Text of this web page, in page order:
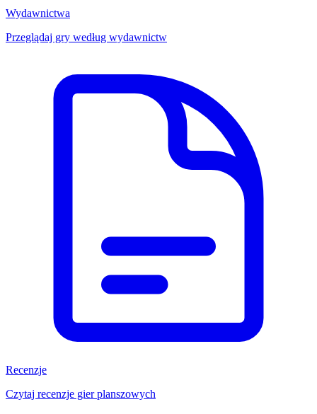
Wydawnictwa
Przeglądaj gry według wydawnictw
Recenzje
Czytaj recenzje gier planszowych